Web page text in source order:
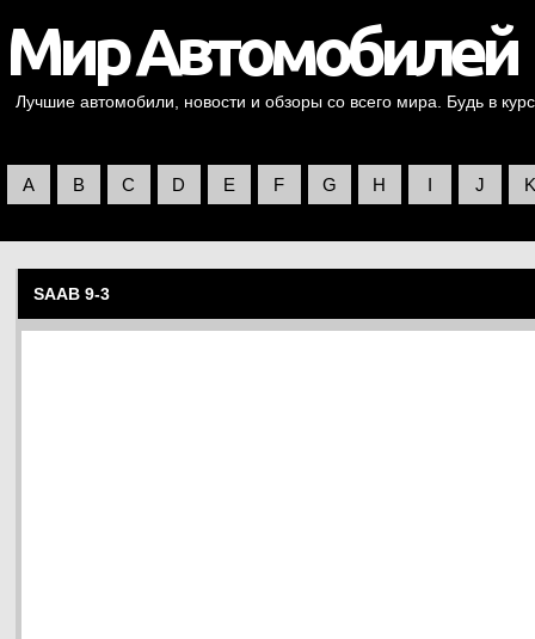
Лучшие автомобили, новости и обзоры со всего мира. Будь в
A B C D E F G H I J K
SAAB 9-3